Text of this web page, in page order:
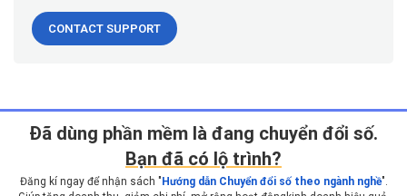
CONTACT SUPPORT
Ðã dùng phần mềm là đang chuyển đổi số.
Bạn đã có lộ trình?
Đăng kí ngay để nhận sách " Hướng dẫn Chuyển đổi số theo ngành nghề".